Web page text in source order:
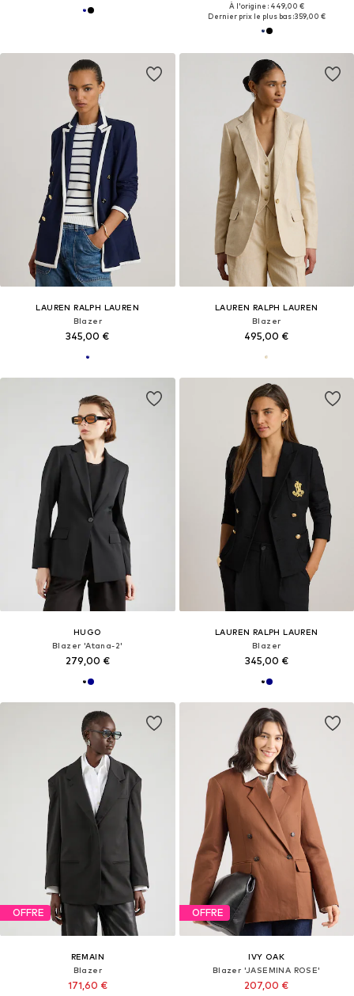
À l'origine : 449,00 €
Dernier prix le plus bas :359,00 €
LAUREN RALPH LAUREN
Blazer
345,00 €
LAUREN RALPH LAUREN
Blazer
495,00 €
HUGO
Blazer 'Atana-2'
279,00 €
LAUREN RALPH LAUREN
Blazer
345,00 €
OFFRE
REMAIN
Blazer
171,60 €
OFFRE
IVY OAK
Blazer 'JASEMINA ROSE'
207,00 €